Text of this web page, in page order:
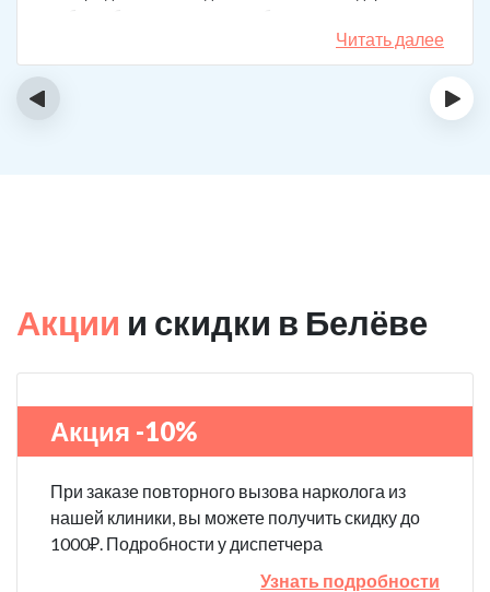
набор таблеток, а именно подбирают
индивидуальный комплекс под конкретный случай.
Несколько раз делал вызов, и назначения были под
Читать далее
‹ ›
Акции и скидки в Белёве
Акция -10%
При заказе повторного вызова нарколога из
нашей клиники, вы можете получить скидку до
1000₽. Подробности у диспетчера
Узнать подробности